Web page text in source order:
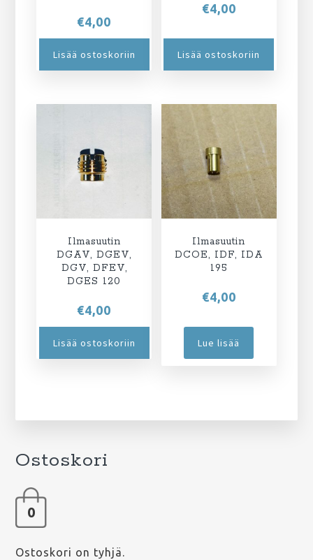
€4,00
Lisää ostoskoriin
€4,00
Lisää ostoskoriin
Ilmasuutin
DGAV, DGEV,
DGV, DFEV,
DGES 120
€4,00
Lisää ostoskoriin
Ilmasuutin
DCOE, IDF, IDA
195
€4,00
Lue lisää
Ostoskori
0
Ostoskori on tyhjä.